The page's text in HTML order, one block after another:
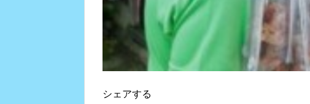
シェアする